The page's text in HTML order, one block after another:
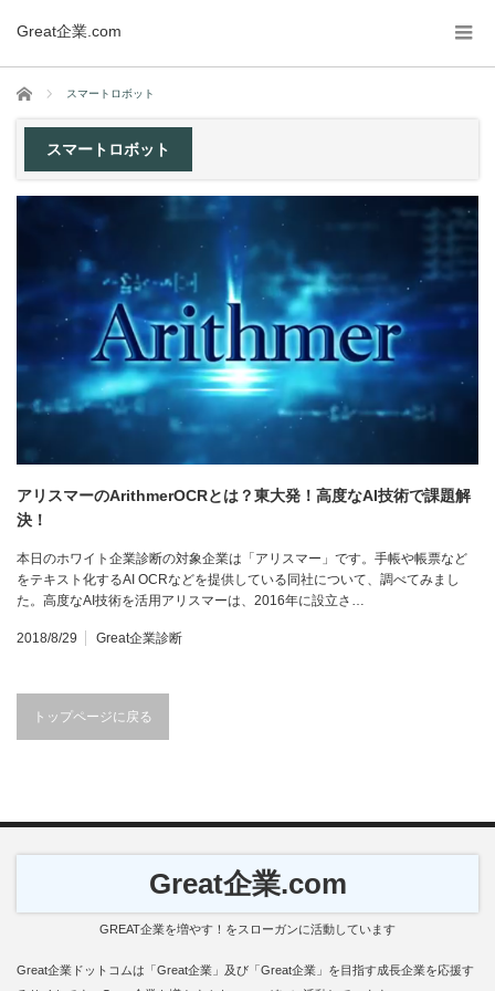
Great企業.com
ホーム スマートロボット
スマートロボット
アリスマーのArithmerOCRとは？東大発！高度なAI技術で課題解
決！
本日のホワイト企業診断の対象企業は「アリスマー」です。手帳や帳票など
をテキスト化するAI OCRなどを提供している同社について、調べてみまし
た。高度なAI技術を活用アリスマーは、2016年に設立さ…
2018/8/29 Great企業診断
トップページに戻る
Great企業.com
GREAT企業を増やす！をスローガンに活動しています
Great企業ドットコムは「Great企業」及び「Great企業」を目指す成長企業を応援す